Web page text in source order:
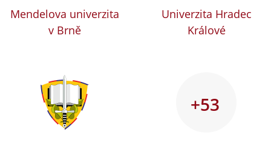
Mendelova univerzita
v Brně
Univerzita Hradec
Králové
+53